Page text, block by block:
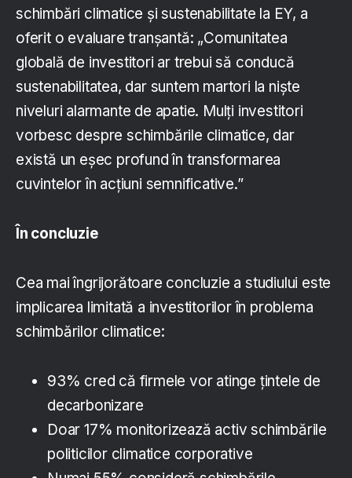
schimbări climatice şi sustenabilitate la EY, a
oferit o evaluare tranşantă: „Comunitatea
globală de investitori ar trebui să conducă
sustenabilitatea, dar suntem martori la nişte
niveluri alarmante de apatie. Mulţi investitori
vorbesc despre schimbările climatice, dar
există un eşec profund în transformarea
cuvintelor în acţiuni semnificative.”
În concluzie
Cea mai îngrijorătoare concluzie a studiului este
implicarea limitată a investitorilor în problema
schimbărilor climatice:
93% cred că firmele vor atinge ţintele de
decarbonizare
Doar 17% monitorizează activ schimbările
politicilor climatice corporative